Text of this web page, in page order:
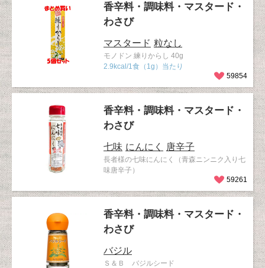
香辛料・調味料・マスタード・
わさび
マスタード 粒なし
モノドン 練りからし 40g
2.9kcal/1食（1g）当たり
59854
香辛料・調味料・マスタード・
わさび
七味 にんにく 唐辛子
長者様の七味にんにく（青森ニンニク入り七
味唐辛子）
59261
香辛料・調味料・マスタード・
わさび
バジル
Ｓ＆Ｂ バジルシード